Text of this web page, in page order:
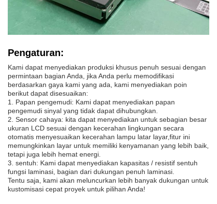
Pengaturan:
Kami dapat menyediakan produksi khusus penuh sesuai dengan
permintaan bagian Anda, jika Anda perlu memodifikasi
berdasarkan gaya kami yang ada, kami menyediakan poin
berikut dapat disesuaikan:
1. Papan pengemudi: Kami dapat menyediakan papan
pengemudi sinyal yang tidak dapat dihubungkan.
2. Sensor cahaya: kita dapat menyediakan untuk sebagian besar
ukuran LCD sesuai dengan kecerahan lingkungan secara
otomatis menyesuaikan kecerahan lampu latar layar,fitur ini
memungkinkan layar untuk memiliki kenyamanan yang lebih baik,
tetapi juga lebih hemat energi.
3. sentuh: Kami dapat menyediakan kapasitas / resistif sentuh
fungsi laminasi, bagian dari dukungan penuh laminasi.
Tentu saja, kami akan meluncurkan lebih banyak dukungan untuk
kustomisasi cepat proyek untuk pilihan Anda!